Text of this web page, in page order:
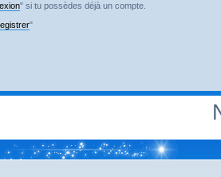
" si tu possèdes déjà un compte.
"